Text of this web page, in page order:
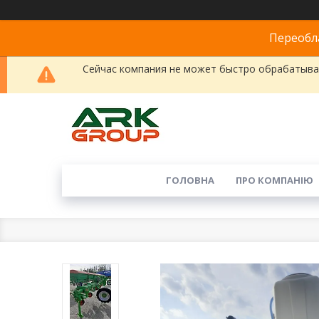
Сейчас компания не может быстро
ГОЛОВНА ПРО КОМПАНІЮ